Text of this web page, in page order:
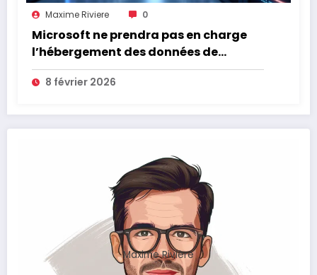
Maxime Riviere 0
Microsoft ne prendra pas en charge
l’hébergement des données de
l’Assurance Maladie
8 février 2026
Maxime Rivière